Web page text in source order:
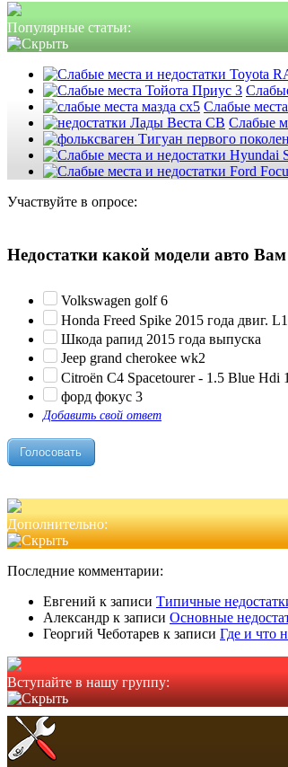
Популярные статьи:
Слабые
Слабые
Участвуйте в опросе:
Недостатки какой модели авто
Volkswagen golf 6
Honda Freed Spike 2015 года двиг.
Шкода рапид 2015 года выпуска
Jeep grand cherokee wk2
Citroën C4 Spacetourer - 1.5 Blue Hdi
форд фокус 3
Добавить свой ответ
Дополнительно:
Последние комментарии:
Евгений к записи Типичные
Александр к записи Основные
Георгий Чеботарев к записи Где и что
Вступайте в нашу группу: